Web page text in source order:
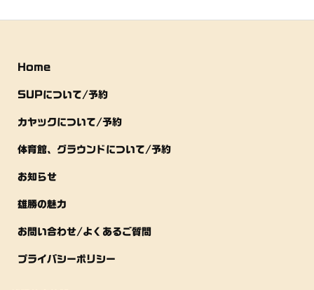
Home
SUPについて/予約
カヤックについて/予約
体育館、グラウンドについて/予約
お知らせ
雄勝の魅力
お問い合わせ/よくあるご質問
プライバシーポリシー